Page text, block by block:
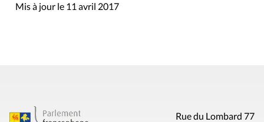
Mis à jour le 11 avril 2017
Rue du Lombard 77